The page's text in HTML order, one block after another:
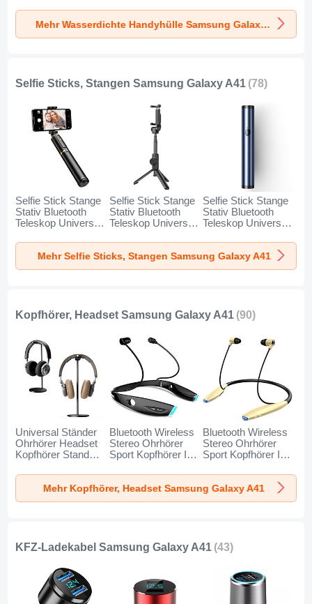
Samsung Galaxy
A41 Schwarz
Samsung Galaxy
A41 Gold
Samsung Galaxy
A41 Orange Mehr Wasserdichte Handyhülle Samsung Galaxy A41
Selfie Sticks, Stangen Samsung Galaxy A41 (78)
Selfie Stick Stange
Stativ Bluetooth
Teleskop Universal
Galaxy A41 Gold
und Schwarz
Selfie Stick Stange
Stativ Bluetooth
Teleskop Universal
Galaxy A41
Schwarz
Selfie Stick Stange
Stativ Bluetooth
Teleskop Universal
Galaxy A41 Blau
Mehr Selfie Sticks, Stangen Samsung Galaxy A41
Kopfhörer, Headset Samsung Galaxy A41 (90)
Universal Ständer
Ohrhörer Headset
Kopfhörer Stand
Galaxy A41
Schwarz
Bluetooth Wireless
Stereo Ohrhörer
Sport Kopfhörer In
für Samsung
Galaxy A41
Schwarz
Bluetooth Wireless
Stereo Ohrhörer
Sport Kopfhörer In
für Samsung
Galaxy A41 Gold
Mehr Kopfhörer, Headset Samsung Galaxy A41
KFZ-Ladekabel Samsung Galaxy A41 (43)